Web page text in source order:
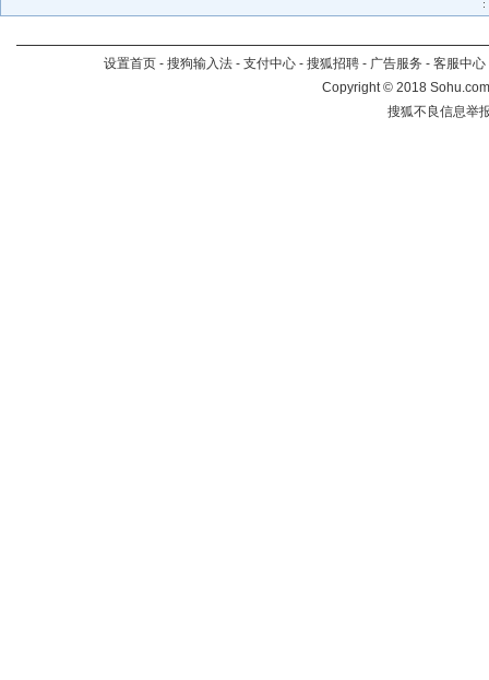
设置首页 - 搜狗输入法 - 支付中心 - 搜狐招聘 - 广告服务 - 客服中心
Copyright©2018
搜狐不良信息举